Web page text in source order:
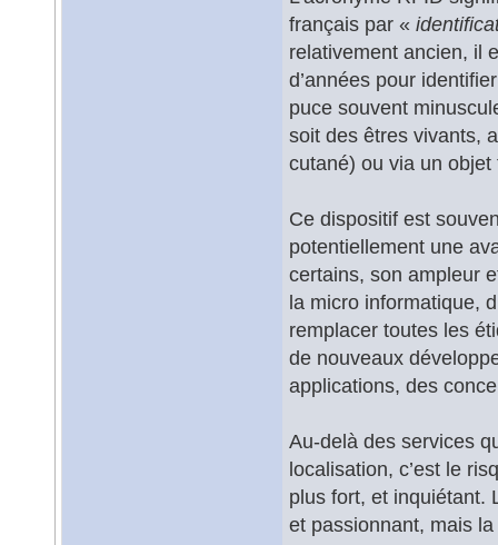
français par «
relativement ancien, il
d’années pour
puce souvent
soit des êtres vivants,
cutané) ou via un objet
Ce dispositif est
potentiellement une
certains, son ampleur
la micro informatique,
remplacer toutes les
de nouveaux
applications, des
Au-delà des services
localisation, c’est le
plus fort, et inquiétant.
et passionnant, mais